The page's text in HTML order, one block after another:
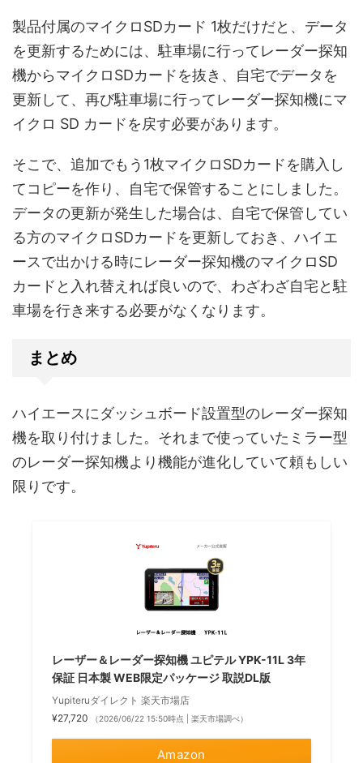
製品付属のマイクロSDカード 1枚だけだと、データ
を更新するためには、駐車場に行ってレーダー探知
機からマイクロSDカードを抜き、自宅でデータを
更新して、再び駐車場に行ってレーダー探知機にマ
イクロ SD カードを戻す必要があります。
そこで、追加でもう1枚マイクロSDカードを購入し
てコピーを作り、自宅で保管することにしました。
データの更新が発生した場合は、自宅で保管してい
る方のマイクロSDカードを更新しておき、ハイエ
ースで出かける時にレーダー探知機のマイクロSD
カードと入れ替えれば良いので、わざわざ自宅と駐
車場を行き来する必要がなくなります。
まとめ
ハイエースにダッシュボード設置型のレーダー探知
機を取り付けました。それまで使っていたミラー型
のレーダー探知機より機能が進化していて頼もしい
限りです。
レーザー＆レーダー探知機 ユピテル YPK-11L 3年
保証 日本製 WEB限定パッケージ 取説DL版
Yupiteruダイレクト 楽天市場店
¥27,720
（2026/06/22 15:50時点 | 楽天市場調べ）
Amazon